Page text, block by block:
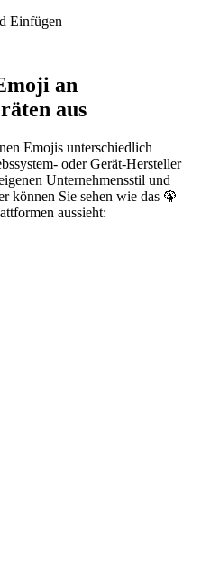
Einfügen
an
aus
Emojis unterschiedlich
oder Gerät-Hersteller
Unternehmensstil und
können Sie sehen wie das 🦚
aussieht: